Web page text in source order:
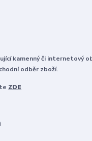
kamenný či internetový
odběr zboží.
ZDE